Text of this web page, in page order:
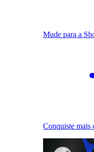
Mude para a
Conquiste mais